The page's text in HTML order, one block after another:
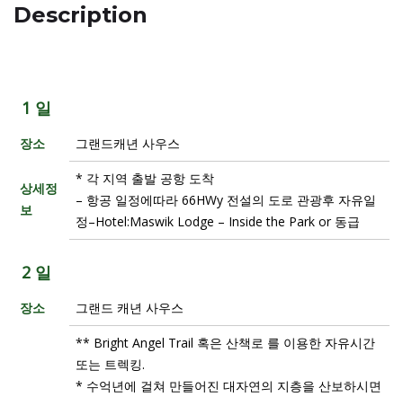
Description
1 일
장소 그랜드캐년 사우스
상세정
보
* 각 지역 출발 공항 도착
– 항공 일정에따라 66HWy 전설의 도로 관광후 자유일
정–Hotel:Maswik Lodge – Inside the Park or 동급
2 일
장소 그랜드 캐년 사우스
** Bright Angel Trail 혹은 산책로 를 이용한 자유시간
또는 트렉킹.
* 수억년에 걸쳐 만들어진 대자연의 지층을 산보하시면